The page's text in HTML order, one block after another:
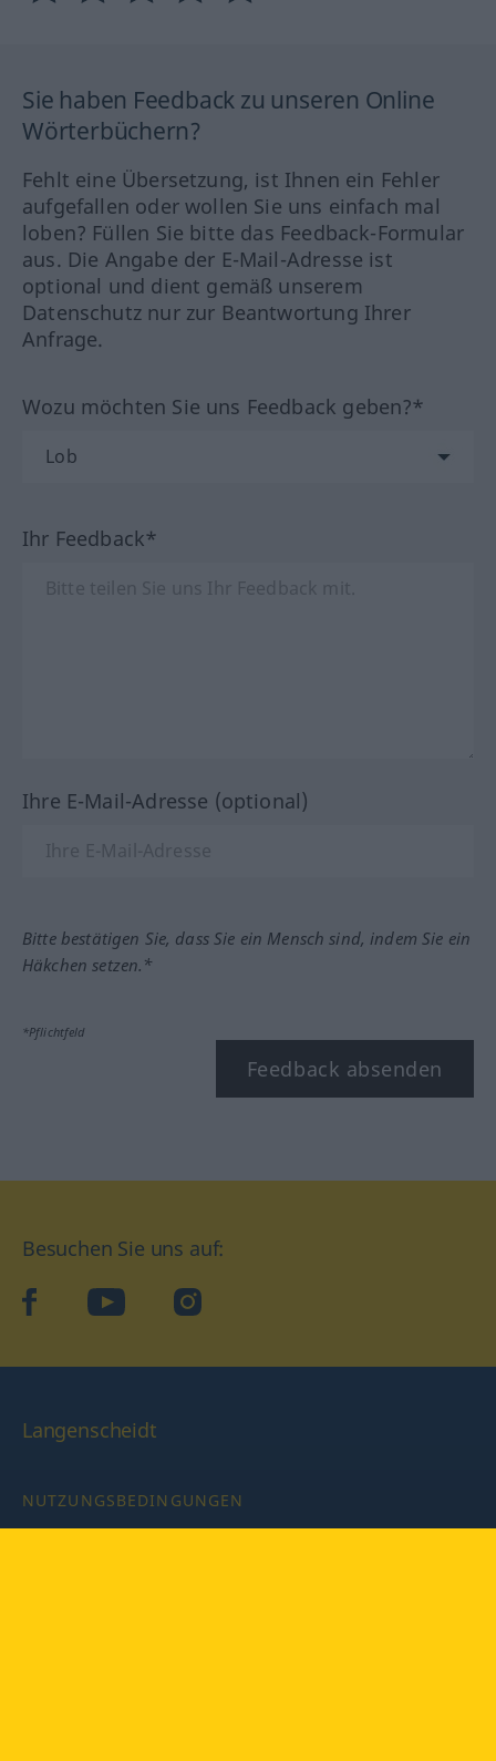
Sie haben Feedback zu unseren Online
Wörterbüchern?
Fehlt eine Übersetzung, ist Ihnen ein Fehler
aufgefallen oder wollen Sie uns einfach mal
loben? Füllen Sie bitte das Feedback-Formular
aus. Die Angabe der E-Mail-Adresse ist
optional und dient gemäß unserem
Datenschutz nur zur Beantwortung Ihrer
Anfrage.
Wozu möchten Sie uns Feedback geben?*
Ihr Feedback*
Ihre E-Mail-Adresse (optional)
Bitte bestätigen Sie, dass Sie ein Mensch sind, indem Sie ein
Häkchen setzen.*
*Pflichtfeld
Feedback absenden
Besuchen Sie uns auf:
facebookYouTube Instagram
Langenscheidt
NUTZUNGSBEDINGUNGEN